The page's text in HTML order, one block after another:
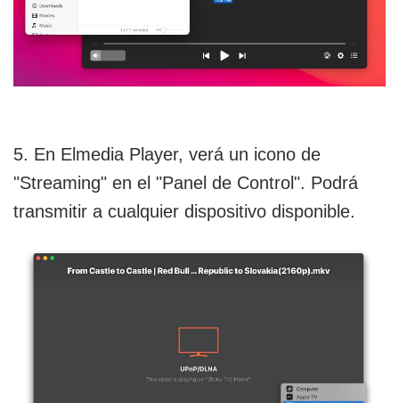
5. En Elmedia Player, verá un icono de
"Streaming" en el "Panel de Control". Podrá
transmitir a cualquier dispositivo disponible.